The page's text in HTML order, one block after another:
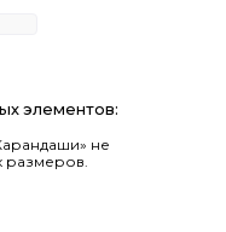
элементов:
не
размеров.